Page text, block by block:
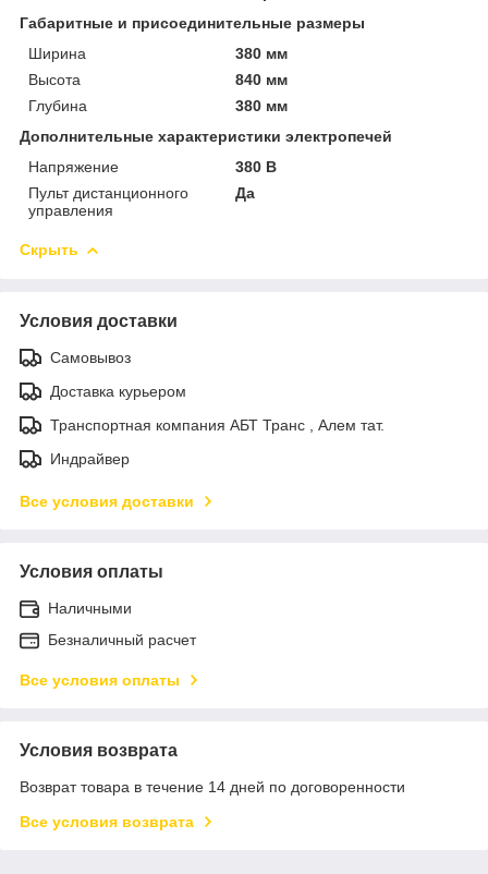
Габаритные и присоединительные размеры
Ширина
380 мм
Высота
840 мм
Глубина
380 мм
Дополнительные характеристики электропечей
Напряжение
380 В
Пульт дистанционного
управления
Да
Скрыть
Условия доставки
Самовывоз
Доставка курьером
Транспортная компания АБТ Транс , Алем тат.
Индрайвер
Все условия доставки
Условия оплаты
Наличными
Безналичный расчет
Все условия оплаты
Условия возврата
Возврат товара в течение 14 дней по договоренности
Все условия возврата